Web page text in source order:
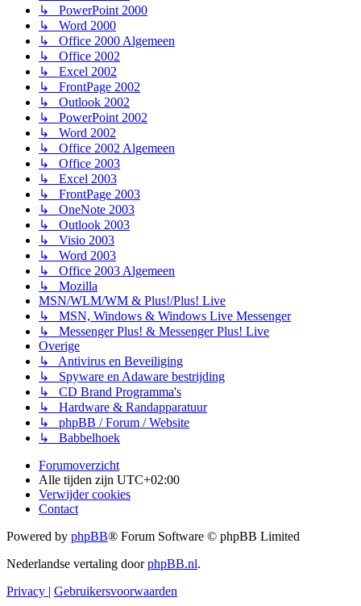
↳ PowerPoint 2000
↳ Word 2000
↳ Office 2000 Algemeen
↳ Office 2002
↳ Excel 2002
↳ FrontPage 2002
↳ Outlook 2002
↳ PowerPoint 2002
↳ Word 2002
↳ Office 2002 Algemeen
↳ Office 2003
↳ Excel 2003
↳ FrontPage 2003
↳ OneNote 2003
↳ Outlook 2003
↳ Visio 2003
↳ Word 2003
↳ Office 2003 Algemeen
↳ Mozilla
MSN/WLM/WM & Plus!/Plus! Live
↳ MSN, Windows & Windows Live Messenger
↳ Messenger Plus! & Messenger Plus! Live
Overige
↳ Antivirus en Beveiliging
↳ Spyware en Adaware bestrijding
↳ CD Brand Programma's
↳ Hardware & Randapparatuur
↳ phpBB / Forum / Website
↳ Babbelhoek
Forumoverzicht
Alle tijden zijn UTC+02:00
Verwijder cookies
Contact
Powered by phpBB® Forum Software © phpBB Limited
Nederlandse vertaling doorphpBB.nl.
Privacy | Gebruikersvoorwaarden